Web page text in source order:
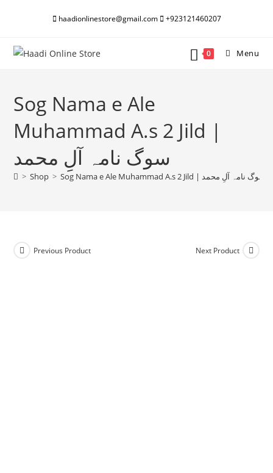
haadionlinestore@gmail.com +923121460207
0 Menu
Sog Nama e Ale
Muhammad A.s 2 Jild |
سوگ نامہ آلِ محمد
> Shop > Sog Nama e Ale Muhammad A.s 2 Jild | سوگ نامہ آلِ محمد
Previous Product Next Product